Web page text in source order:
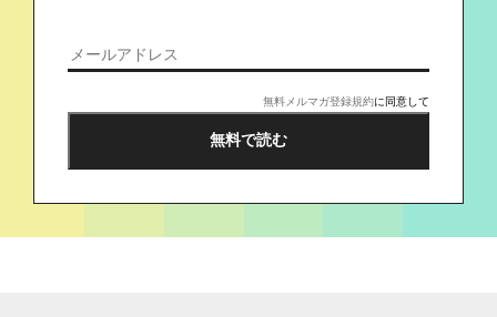
無料メルマガ登録規約に同意して